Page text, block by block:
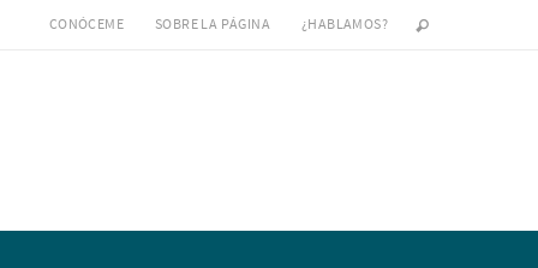
CONÓCEME SOBRE LA PÁGINA ¿HABLAMOS?